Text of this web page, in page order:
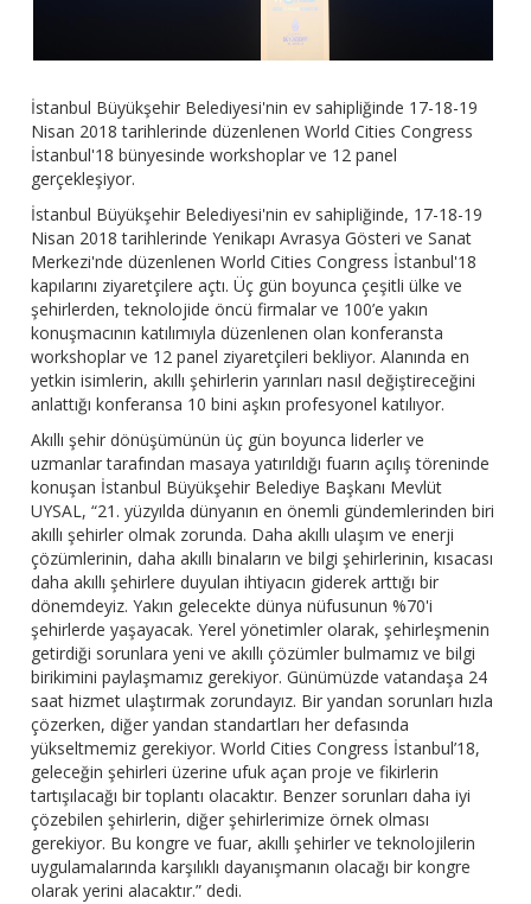
İstanbul Büyükşehir Belediyesi'nin ev sahipliğinde 17-18-19
Nisan 2018 tarihlerinde düzenlenen World Cities Congress
İstanbul'18 bünyesinde workshoplar ve 12 panel
gerçekleşiyor.
İstanbul Büyükşehir Belediyesi'nin ev sahipliğinde, 17-18-19
Nisan 2018 tarihlerinde Yenikapı Avrasya Gösteri ve Sanat
Merkezi'nde düzenlenen World Cities Congress İstanbul'18
kapılarını ziyaretçilere açtı. Üç gün boyunca çeşitli ülke ve
şehirlerden, teknolojide öncü firmalar ve 100’e yakın
konuşmacının katılımıyla düzenlenen olan konferansta
workshoplar ve 12 panel ziyaretçileri bekliyor. Alanında en
yetkin isimlerin, akıllı şehirlerin yarınları nasıl değiştireceğini
anlattığı konferansa 10 bini aşkın profesyonel katılıyor.
Akıllı şehir dönüşümünün üç gün boyunca liderler ve
uzmanlar tarafından masaya yatırıldığı fuarın açılış töreninde
konuşan İstanbul Büyükşehir Belediye Başkanı Mevlüt
UYSAL, “21. yüzyılda dünyanın en önemli gündemlerinden biri
akıllı şehirler olmak zorunda. Daha akıllı ulaşım ve enerji
çözümlerinin, daha akıllı binaların ve bilgi şehirlerinin, kısacası
daha akıllı şehirlere duyulan ihtiyacın giderek arttığı bir
dönemdeyiz. Yakın gelecekte dünya nüfusunun %70'i
şehirlerde yaşayacak. Yerel yönetimler olarak, şehirleşmenin
getirdiği sorunlara yeni ve akıllı çözümler bulmamız ve bilgi
birikimini paylaşmamız gerekiyor. Günümüzde vatandaşa 24
saat hizmet ulaştırmak zorundayız. Bir yandan sorunları hızla
çözerken, diğer yandan standartları her defasında
yükseltmemiz gerekiyor. World Cities Congress İstanbul’18,
geleceğin şehirleri üzerine ufuk açan proje ve fikirlerin
tartışılacağı bir toplantı olacaktır. Benzer sorunları daha iyi
çözebilen şehirlerin, diğer şehirlerimize örnek olması
gerekiyor. Bu kongre ve fuar, akıllı şehirler ve teknolojilerin
uygulamalarında karşılıklı dayanışmanın olacağı bir kongre
olarak yerini alacaktır.” dedi.